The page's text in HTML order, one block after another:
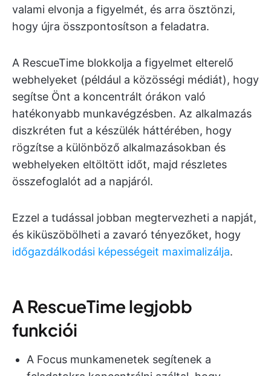
valami elvonja a figyelmét, és arra ösztönzi,
hogy újra összpontosítson a feladatra.
A RescueTime blokkolja a figyelmet elterelő
webhelyeket (például a közösségi médiát), hogy
segítse Önt a koncentrált órákon való
hatékonyabb munkavégzésben. Az alkalmazás
diszkréten fut a készülék háttérében, hogy
rögzítse a különböző alkalmazásokban és
webhelyeken eltöltött időt, majd részletes
összefoglalót ad a napjáról.
Ezzel a tudással jobban megtervezheti a napját,
és kiküszöbölheti a zavaró tényezőket, hogy
időgazdálkodási képességeit maximalizálja.
A RescueTime legjobb
funkciói
A Focus munkamenetek segítenek a